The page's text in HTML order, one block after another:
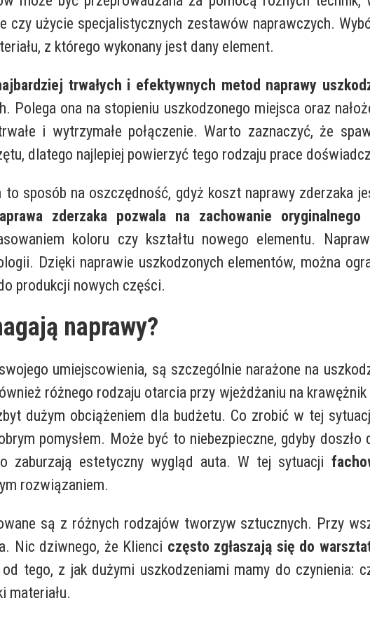
czy użycie specjalistycznych zestawów naprawczych.
z którego wykonany jest dany element.
trwałych i efektywnych metod naprawy
Polega ona na stopieniu uszkodzonego miejsca oraz
i wytrzymałe połączenie. Warto zaznaczyć, że
dlatego najlepiej powierzyć tego rodzaju prace
to sposób na oszczędność, gdyż koszt naprawy zderzaka
zderzaka pozwala na zachowanie oryginalnego
koloru czy kształtu nowego elementu.
Dzięki naprawie uszkodzonych elementów, można
produkcji nowych części.
naprawy?
umiejscowienia, są szczególnie narażone na
różnego rodzaju otarcia przy wjeżdżaniu na
dużym obciążeniem dla budżetu. Co zrobić w tej
pomysłem. Może być to niebezpieczne, gdyby
zaburzają estetyczny wygląd auta. W tej sytuacji
rozwiązaniem.
są z różnych rodzajów tworzyw sztucznych. Przy
Nic dziwnego, że Klienci często zgłaszają się do
tego, z jak dużymi uszkodzeniami mamy do czynienia:
materiału.